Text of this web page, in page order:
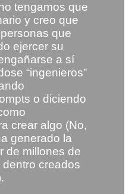
tengamos que
y creo que
que
ejercer su
a sí
“ingenieros”
o diciendo
crear algo (No,
generado la
de millones de
creados